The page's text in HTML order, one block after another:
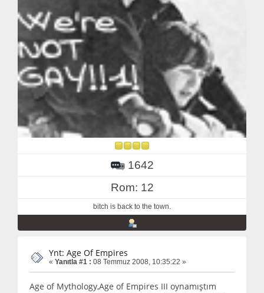
1642
Rom: 12
bitch is back to the town.
Ynt: Age Of Empires
« Yanıtla #1 : 08 Temmuz 2008, 10:35:22 »
Age of Mythology,Age of Empires III oynamıştım